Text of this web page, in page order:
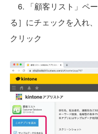
6. 「顧客リスト」ペ
る］にチェックを入れ
クリック